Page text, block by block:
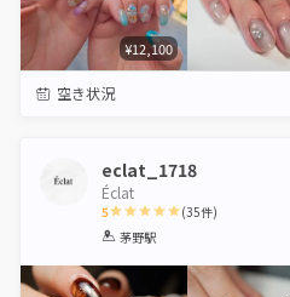
¥12,100
空き状況
eclat_1718
Éclat
5
1 2 3 4
(35件)
茅野駅